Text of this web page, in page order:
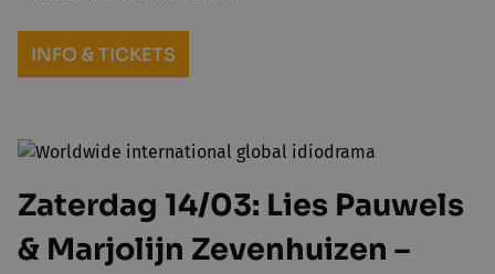
INFO & TICKETS
Zaterdag 14/03: Lies Pauwels
& Marjolijn Zevenhuizen –